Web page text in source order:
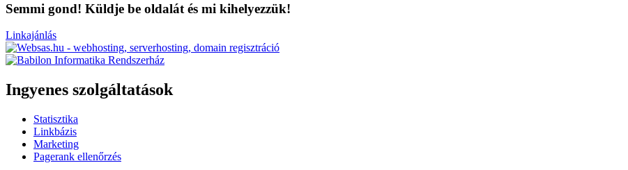
Semmi gond! Küldje be oldalát és mi kihelyezzük!
Linkajánlás
Ingyenes szolgáltatások
Statisztika
Linkbázis
Marketing
Pagerank ellenőrzés